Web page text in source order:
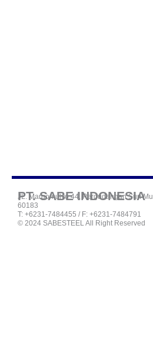
PT. SABE INDONESIA
JL. Margomulyo 44, Pergudangan Suri
60183
T: +6231-7484455 / F: +6231-7484791
© 2024 SABESTEEL All Right Reserved